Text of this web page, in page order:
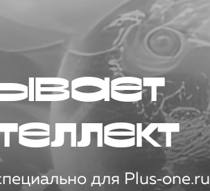
для Plus‑one.ru